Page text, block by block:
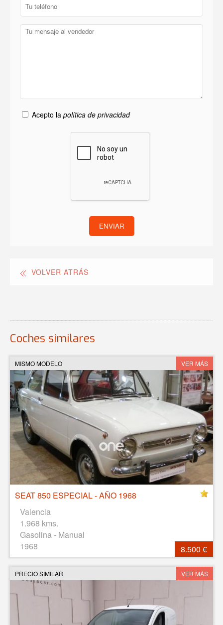
Acepto la política de privacidad
ENVIAR
VOLVER ATRÁS
Coches similares
MISMO MODELO VER MÁS
SEAT 850 ESPECIAL - AÑO 1968
Valencia
1.968 kms.
Gasolina - Manual
1968
8.500 €
PRECIO SIMILAR VER MÁS